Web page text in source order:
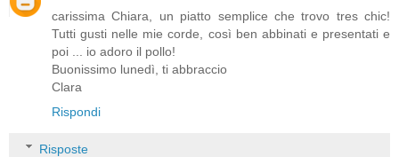
carissima Chiara, un piatto semplice che trovo tres chic!
Tutti gusti nelle mie corde, così ben abbinati e presentati e
poi ... io adoro il pollo!
Buonissimo lunedì, ti abbraccio
Clara
Rispondi
Risposte